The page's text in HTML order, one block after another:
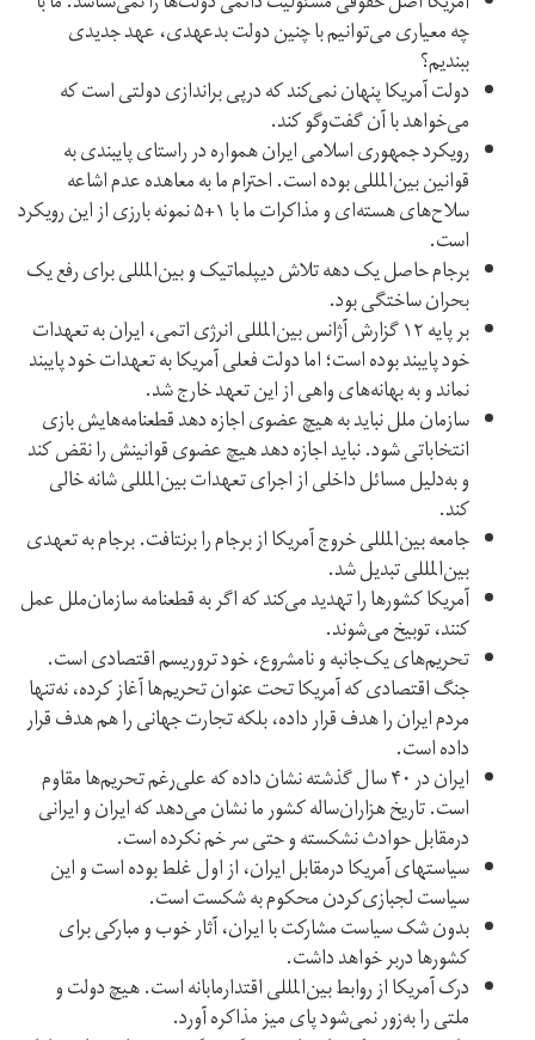
چه معیاری می‌توانیم با چنین دولت بدعهدی، عهد جدیدی
ببندیم؟
دولت آمریکا پنهان نمی‌کند که درپی براندازی دولتی است که
می‌خواهد با آن گفت‌وگو کند.
رویکرد جمهوری اسلامی ایران همواره در راستای پایبندی به
قوانین بین‌المللی بوده است. احترام ما به معاهده عدم اشاعه
سلاح‌های هسته‌ای و مذاکرات ما با ۱+۵ نمونه بارزی از این رویکرد
است.
برجام حاصل یک دهه تلاش دیپلماتیک و بین‌‌المللی برای رفع یک
بحران ساختگی بود.
بر پایه ۱۲ گزارش آژانس بین‌المللی انرژی اتمی، ایران به تعهدات
خود پایبند بوده است؛ اما دولت فعلی آمریکا به تعهدات خود پایبند
نماند و به بهانه‌های واهی از این تعهد خارج شد.
سازمان ملل نباید به هیچ عضوی اجازه دهد قطعنامه‌هایش بازی
انتخاباتی شود. نباید اجازه دهد هیچ عضوی قوانینش را نقض کند
و به‌دلیل مسائل داخلی از اجرای تعهدات بین‌المللی شانه خالی
کند.
جامعه بین‌المللی خروج آمریکا از برجام را برنتافت. برجام به تعهدی
بین‌المللی تبدیل شد.
آمریکا کشورها را تهدید می‌کند که اگر به قطعنامه سازمان‌ملل عمل
کنند، توبیخ می‌شوند.
تحریم‌های یک‌جانبه و نامشروع، خود تروریسم اقتصادی است.
جنگ اقتصادی که آمریکا تحت عنوان تحریم‌ها آغاز کرده، نه‌تنها
مردم ایران را هدف قرار داده، بلکه تجارت جهانی را هم هدف قرار
داده است.
ایران در ۴۰ سال گذشته نشان داده که علی‌رغم تحریم‌ها مقاوم
است. تاریخ هزاران‌ساله کشور ما نشان می‌دهد که ایران و ایرانی
درمقابل حوادث نشکسته و حتی سر خم نکرده است.
سیاستهای آمریکا درمقابل ایران، از اول غلط بوده است و این
سیاست‌ لجبازی‌کردن محکوم به شکست است.
بدون شک سیاست مشارکت با ایران، آثار خوب و مبارکی برای
کشورها دربر خواهد داشت.
درک آمریکا از روابط بین‌المللی اقتدارمابانه است. هیچ دولت و
ملتی را به‌زور نمی‌شود پای میز مذاکره آورد.